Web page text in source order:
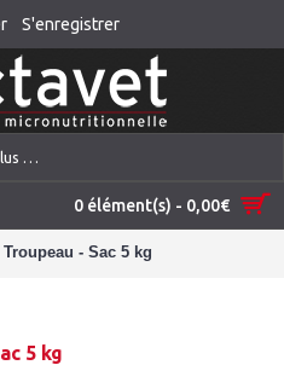
S'enregistrer
0 élément(s) - 0,00€
Troupeau - Sac 5 kg
5 kg